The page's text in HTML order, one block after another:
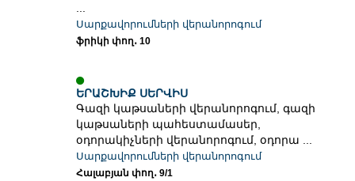
Սարքավորումների վերանորոգում
ֆրիկի փող․ 10
ԵՐԱՇԽԻՔ ՍԵՐՎԻՍ
Գազի կաթսաների վերանորոգում, գազի
կաթսաների պահեստամասեր,
օդորակիչների վերանորոգում, օդորա ...
Սարքավորումների վերանորոգում
Հալաբյան փող․ 9/1